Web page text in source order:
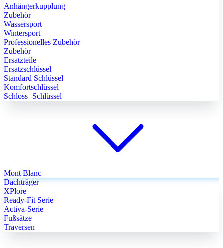
Anhängerkupplung
Zubehör
Wassersport
Wintersport
Professionelles Zubehör
Zubehör
Ersatzteile
Ersatzschlüssel
Standard Schlüssel
Komfortschlüssel
Schloss+Schlüssel
Mont Blanc
Dachträger
XPlore
Ready-Fit Serie
Activa-Serie
Fußsätze
Traversen